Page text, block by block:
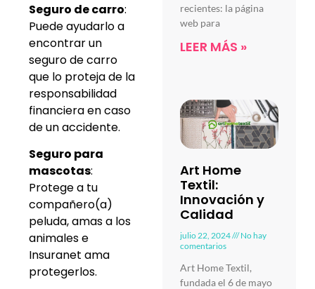
Seguro de carro:
Puede ayudarlo a
encontrar un
seguro de carro
que lo proteja de la
responsabilidad
financiera en caso
de un accidente.
Seguro para
mascotas:
Protege a tu
compañero(a)
peluda, amas a los
animales e
Insuranet ama
protegerlos.
recientes: la página
web para
LEER MÁS »
Art Home
Textil:
Innovación y
Calidad
julio 22, 2024
No hay
comentarios
Art Home Textil,
fundada el 6 de mayo